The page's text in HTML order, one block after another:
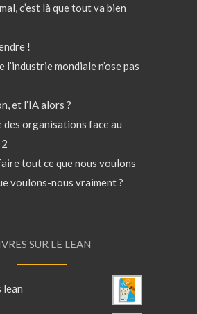
c’est là que tout va bien
!
l’industrie mondiale n’ose pas
et l’IA alors ?
des organisations face au
tout ce que nous voulons
voulons-nous vraiment ?
SUR LE LEAN
lean